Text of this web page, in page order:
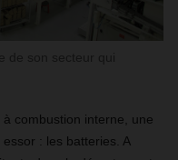
combustion interne, une
: les batteries. A